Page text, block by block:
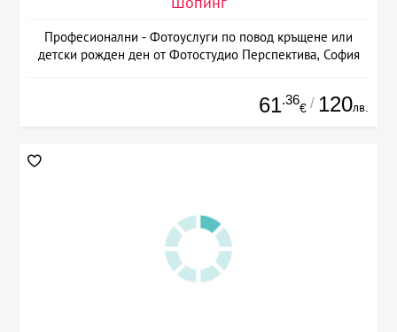
Професионални - Фотоуслуги по повод кръщене или
детски рожден ден от Фотостудио Перспектива, София
61.36
€ / 120лв.